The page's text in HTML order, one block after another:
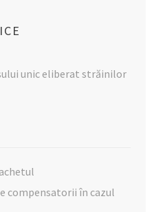
unic eliberat străinilor
compensatorii în cazul